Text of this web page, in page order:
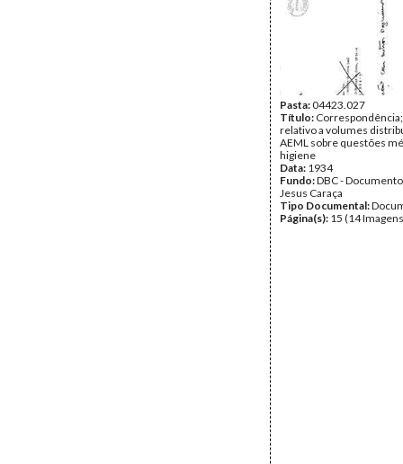
Pasta:04423.027
Título:
relativo a volumes
AEML sobre questões
higiene
Data: 1934
Fundo:DBC -
Jesus Caraça
Tipo Documental:
Página(s): 15 (14